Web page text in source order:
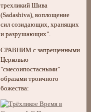
трехликий Шива
(Sadashiva), воплощение
сил созидающих, хранящих
и разрушающих".
СРАВНИМ с запрещенными
Церковью
"смесоипостасными"
образами троичного
божества: